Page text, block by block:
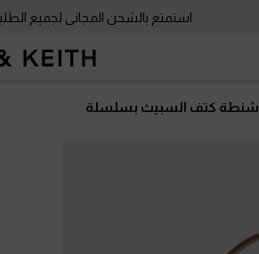
استمتع بالشحن المجاني لجميع
شنطة كتف السبيث بسلسلة